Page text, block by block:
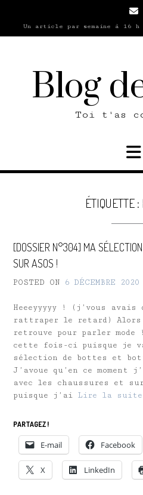
contentUn article par semaine à 16
Blog
Toi t'as
ÉTIQUETTE :
[DOSSIER N°304] MA
SUR ASOS !
POSTED ON 6 DÉCEMBRE 2020
Heeeyyyyy ! (j’vous
rattraper le retard) Alors
retrouve pour parler
cette fois-ci puisque je
sélection de bottes et
J’avoue qu’en ce moment
avec les chaussures et
puisque j’ai Lire la suite
PARTAGEZ !
E-mail Facebook
X LinkedIn